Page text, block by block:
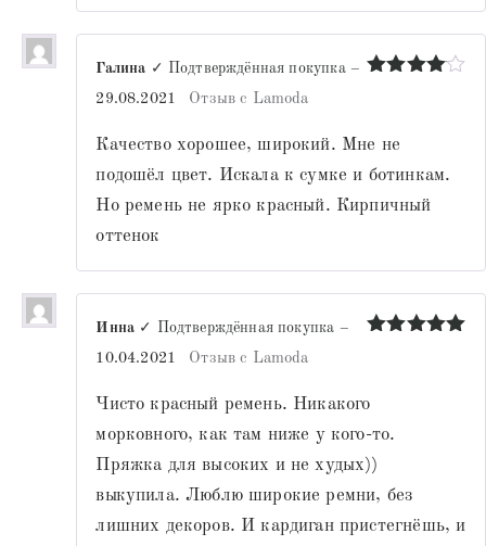
Галина ✓ Подтверждённая покупка –
29.08.2021
Отзыв с Lamoda
Качество хорошее, широкий. Мне не
подошёл цвет. Искала к сумке и ботинкам.
Но ремень не ярко красный. Кирпичный
оттенок
Инна ✓ Подтверждённая покупка –
10.04.2021
Отзыв с Lamoda
Чисто красный ремень. Никакого
морковного, как там ниже у кого-то.
Пряжка для высоких и не худых))
выкупила. Люблю широкие ремни, без
лишних декоров. И кардиган пристегнёшь, и